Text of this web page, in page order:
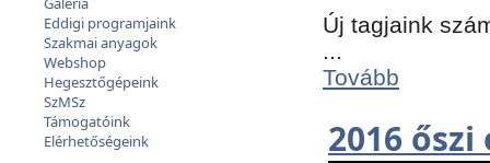
Eddigi programjaink
Szakmai anyagok
Webshop
Hegesztőgépeink
SzMSz
Támogatóink
Elérhetőségeink
Új tagjaink
...
Tovább
2016